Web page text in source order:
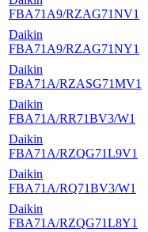
FBA71A9/RZAG71NV1
Daikin
FBA71A9/RZAG71NY1
Daikin
FBA71A/RZASG71MV1
Daikin
FBA71A/RR71BV3/W1
Daikin
FBA71A/RZQG71L9V1
Daikin
FBA71A/RQ71BV3/W1
Daikin
FBA71A/RZQG71L8Y1